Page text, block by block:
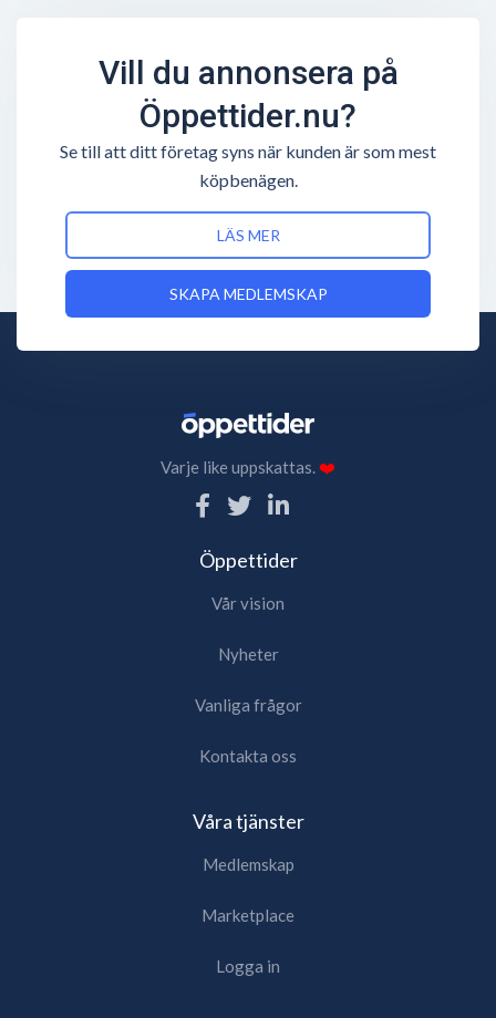
Vill du annonsera på
Öppettider.nu?
Se till att ditt företag syns när kunden är som mest
köpbenägen.
LÄS MER
SKAPA MEDLEMSKAP
Varje like uppskattas.❤️
Öppettider
Vår vision
Nyheter
Vanliga frågor
Kontakta oss
Våra tjänster
Medlemskap
Marketplace
Logga in